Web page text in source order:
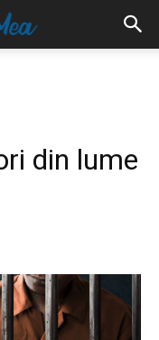
din lume